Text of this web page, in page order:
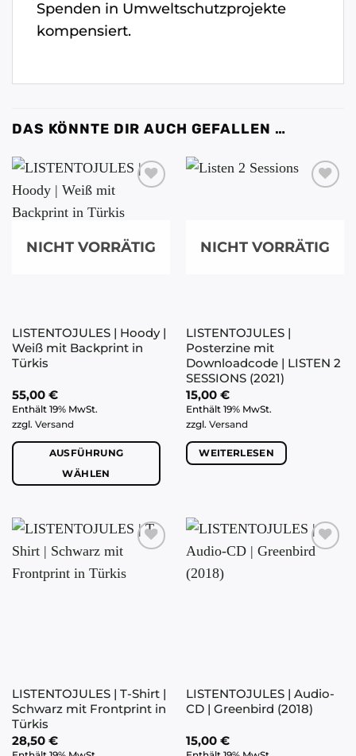
Spenden in Umweltschutzprojekte
kompensiert.
DAS KÖNNTE DIR AUCH GEFALLEN …
NICHT VORRÄTIG
LISTENTOJULES | Hoody |
Weiß mit Backprint in
Türkis
55,00 €
Enthält 19% MwSt.
zzgl. Versand
AUSFÜHRUNG
WÄHLEN
weist
mehrere
Varianten
Produktseite
gewählt
werden
NICHT VORRÄTIG
LISTENTOJULES |
Posterzine mit
Downloadcode | LISTEN 2
SESSIONS (2021)
15,00 €
Enthält 19% MwSt.
zzgl. Versand
WEITERLESEN
LISTENTOJULES | T-Shirt |
Schwarz mit Frontprint in
Türkis
28,50 €
LISTENTOJULES | Audio-
CD | Greenbird (2018)
15,00 €